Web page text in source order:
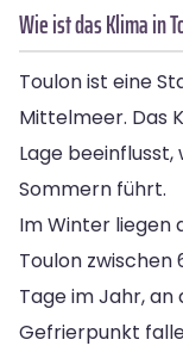
Wie ist das Klima in
Toulon ist eine
Mittelmeer. Das
Lage
Sommern führt.
Im Winter
Toulon zwischen
Tage im Jahr,
Gefrierpunkt